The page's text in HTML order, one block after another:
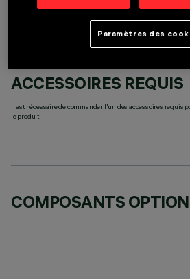
ACCESSOIRES REQUIS
Il est nécessaire de commander l'un des accessoires requis
le produit:
COMPOSANTS
Paramètres des